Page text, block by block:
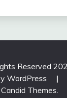
Reserved
WordPress
|
Candid Themes.